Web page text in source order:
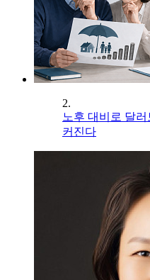
2.
노후 대비로 달
커진다